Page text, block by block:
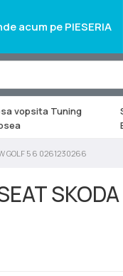
acum pe PIESERIA
vopsita Tuning
GOLF 5 6 0261230266